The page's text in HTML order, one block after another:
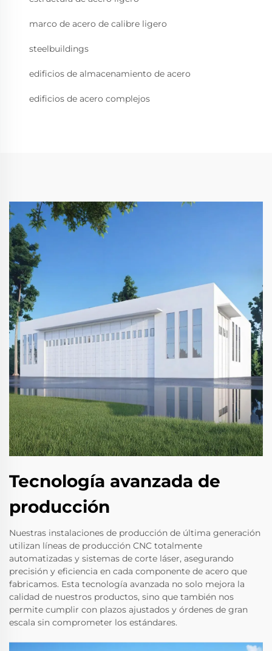
marco de acero de calibre ligero
steelbuildings
edificios de almacenamiento de acero
edificios de acero complejos
Tecnología avanzada de
producción
Nuestras instalaciones de producción de última generación
utilizan líneas de producción CNC totalmente
automatizadas y sistemas de corte láser, asegurando
precisión y eficiencia en cada componente de acero que
fabricamos. Esta tecnología avanzada no solo mejora la
calidad de nuestros productos, sino que también nos
permite cumplir con plazos ajustados y órdenes de gran
escala sin comprometer los estándares.